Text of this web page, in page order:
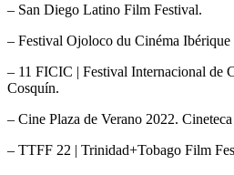
– San Diego Latino Film Festival.
– Festival Ojoloco du Cinéma
– 11 FICIC | Festival Internacional de
Cosquín.
– Cine Plaza de Verano 2022.
– TTFF 22 | Trinidad+Tobago Film